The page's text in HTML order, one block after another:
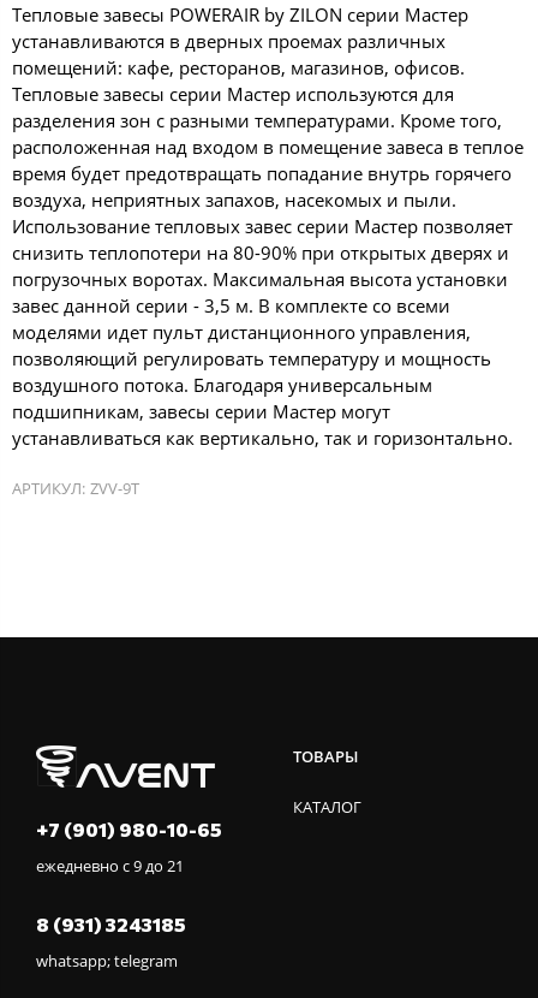
Тепловые завесы POWERAIR by ZILON серии Мастер
устанавливаются в дверных проемах различных
помещений: кафе, ресторанов, магазинов, офисов.
Тепловые завесы серии Мастер используются для
разделения зон с разными температурами. Кроме того,
расположенная над входом в помещение завеса в теплое
время будет предотвращать попадание внутрь горячего
воздуха, неприятных запахов, насекомых и пыли.
Использование тепловых завес серии Мастер позволяет
снизить теплопотери на 80-90% при открытых дверях и
погрузочных воротах. Максимальная высота установки
завес данной серии - 3,5 м. В комплекте со всеми
моделями идет пульт дистанционного управления,
позволяющий регулировать температуру и мощность
воздушного потока. Благодаря универсальным
подшипникам, завесы серии Мастер могут
устанавливаться как вертикально, так и горизонтально.
АРТИКУЛ: ZVV-9T
+7 (901) 980-10-65
ежедневно с 9 до 21
8 (931) 3243185
whatsapp; telegram
ТОВАРЫ
КАТАЛОГ